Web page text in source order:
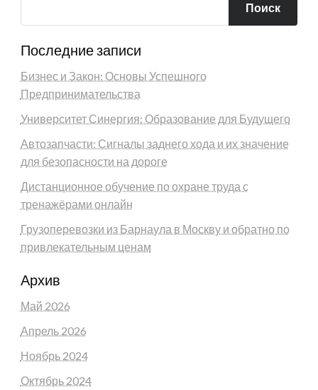
Поиск
Последние записи
Бизнес и Закон: Основы Успешного
Предпринимательства
Университет Синергия: Образование для Будущего
Автозапчасти: Сигналы заднего хода и их значение
для безопасности на дороге
Дистанционное обучение по охране труда с
тренажёрами онлайн
Грузоперевозки из Барнаула в Москву и обратно по
привлекательным ценам
Архив
Май 2026
Апрель 2026
Ноябрь 2024
Октябрь 2024